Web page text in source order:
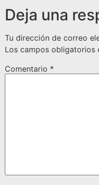
Deja una
Tu dirección de correo
Los campos obligatorios
Comentario *